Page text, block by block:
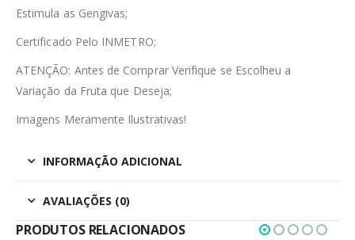
Estimula as Gengivas;
Certificado Pelo INMETRO;
ATENÇÃO: Antes de Comprar Verifique se Escolheu a
Variação da Fruta que Deseja;
Imagens Meramente Ilustrativas!
INFORMAÇÃO ADICIONAL
AVALIAÇÕES (0)
PRODUTOS RELACIONADOS